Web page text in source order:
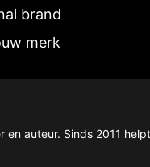
brand
merk
en auteur. Sinds 2011